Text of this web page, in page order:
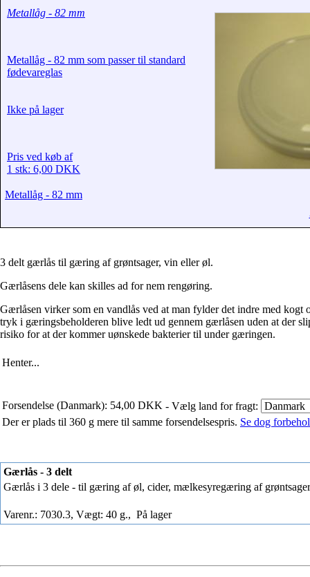
Metallåg - 82 mm
Metallåg - 82 mm som passer til standard
fødevareglas
Ikke på lager
Pris ved køb af
1 stk: 6,00 DKK
Metallåg - 82 mm
3 delt gærlås til gæring af grøntsager, vin eller øl.
Gærlåsens dele kan skilles ad for nem rengøring.
Gærlåsen virker som en vandlås ved at man fylder det indre med
tryk i gæringsbeholderen blive ledt ud gennem gærlåsen uden at der
risiko for at der kommer uønskede bakterier til under gæringen.
Henter...
Forsendelse (Danmark): 54,00 DKK - Vælg land for fragt:
Der er plads til 360 g mere til samme forsendelsespris. Se dog
Gærlås - 3 delt
Gærlås i 3 dele - til gæring af øl, cider, mælkesyregæring af
Varenr.: 7030.3, Vægt: 40 g., På lager